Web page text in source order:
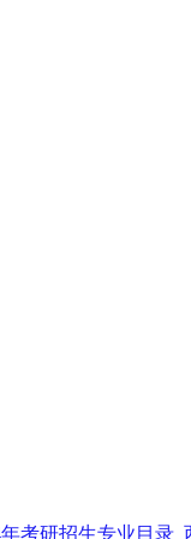
考研招生专业目录_